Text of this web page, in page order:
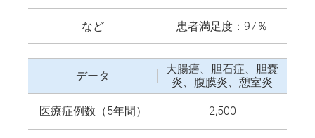
など 患者満足度：97％
データ
大腸癌、胆石症、胆嚢
炎、腹膜炎、憩室炎
医療症例数（5年間） 2,500